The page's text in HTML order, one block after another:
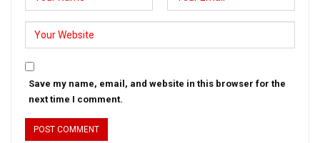
Save my name, email, and website in this browser for the
next time I comment.